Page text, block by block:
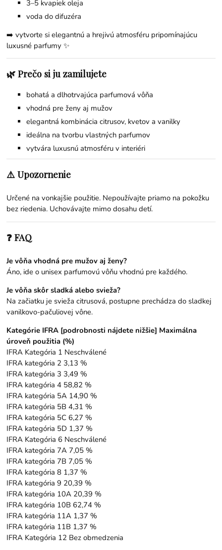
3–5 kvapiek oleja
voda do difuzéra
➡️ vytvorte si elegantnú a hrejivú atmosféru pripomínajúcu
luxusné parfumy ✨
🌿 Prečo si ju zamilujete
bohatá a dlhotrvajúca parfumová vôňa
vhodná pre ženy aj mužov
elegantná kombinácia citrusov, kvetov a vanilky
ideálna na tvorbu vlastných parfumov
vytvára luxusnú atmosféru v interiéri
⚠️ Upozornenie
Určené na vonkajšie použitie. Nepoužívajte priamo na pokožku
bez riedenia. Uchovávajte mimo dosahu detí.
❓ FAQ
Je vôňa vhodná pre mužov aj ženy?
Áno, ide o unisex parfumovú vôňu vhodnú pre každého.
Je vôňa skôr sladká alebo svieža?
Na začiatku je svieža citrusová, postupne prechádza do sladkej
vanilkovo-pačuliovej vône.
Kategórie IFRA [podrobnosti nájdete nižšie] Maximálna
úroveň použitia (%)
IFRA Kategória 1 Neschválené
IFRA kategória 2 3,13 %
IFRA kategória 3 3,49 %
IFRA kategória 4 58,82 %
IFRA kategória 5A 14,90 %
IFRA kategória 5B 4,31 %
IFRA kategória 5C 6,27 %
IFRA kategória 5D 1,37 %
IFRA Kategória 6 Neschválené
IFRA kategória 7A 7,05 %
IFRA kategória 7B 7,05 %
IFRA kategória 8 1,37 %
IFRA kategória 9 20,39 %
IFRA kategória 10A 20,39 %
IFRA kategória 10B 62,74 %
IFRA kategória 11A 1,37 %
IFRA kategória 11B 1,37 %
IFRA Kategória 12 Bez obmedzenia